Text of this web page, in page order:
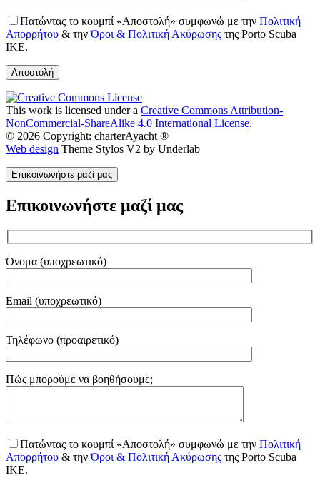
Πατώντας το κουμπί «Αποστολή» συμφωνώ με την Πολιτική
Απορρήτου & τηνΌροι & Πολιτική Ακύρωσης της Porto Scuba
IKE.
This work is licensed under a Creative Commons Attribution-
NonCommercial-ShareAlike 4.0 International License.
© 2026 Copyright: charterAyacht ®
Web design Theme Stylos V2 by Underlab
Επικοινωνήστε μαζί μας
Επικοινωνήστε μαζί μας
Όνομα (υποχρεωτικό)
Email (υποχρεωτικό)
Τηλέφωνο (προαιρετικό)
Gender
Πώς μπορούμε να βοηθήσουμε;
Πατώντας το κουμπί «Αποστολή» συμφωνώ με την Πολιτική
Απορρήτου & τηνΌροι & Πολιτική Ακύρωσης της Porto Scuba
IKE.